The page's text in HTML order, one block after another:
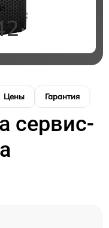
Цены Гарантия
сервис-